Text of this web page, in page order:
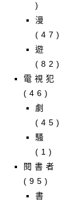
)
漫
(47)
遊
(82)
電視犯
(46)
劇
(45)
騷
(1)
閱書者
(95)
書